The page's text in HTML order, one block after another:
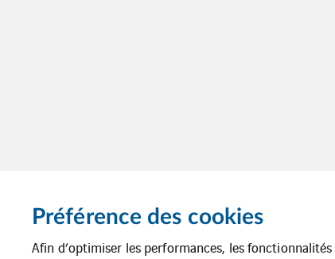
Préférence des cookies
Afin d’optimiser les performances, les